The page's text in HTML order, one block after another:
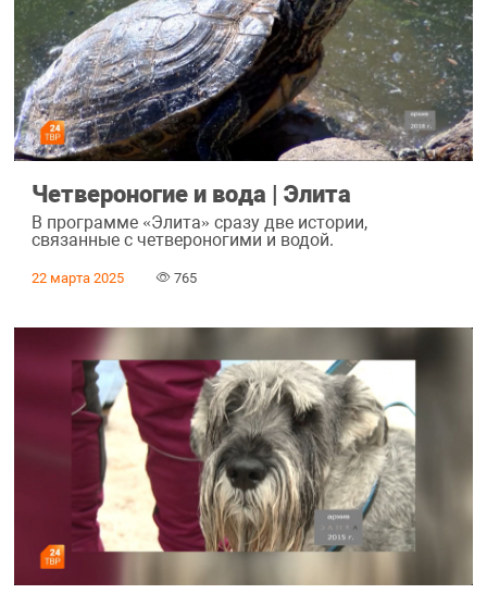
Четвероногие и вода | Элита
В программе «Элита» сразу две истории,
связанные с четвероногими и водой.
22 марта 2025 765